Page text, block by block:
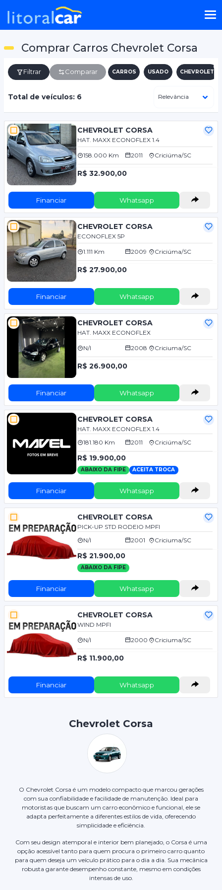
Comprar Carros Chevrolet Corsa
Filtrar Comparar CARROS USADO CHEVROLET
Total de veículos: 6
CHEVROLET CORSA
HAT. MAXX ECONOFLEX 1.4
158.000 Km 2011 Criciúma/SC
R$ 32.900,00
Financiar Whatsapp
CHEVROLET CORSA
ECONOFLEX 5P
1.111 Km 2009 Criciúma/SC
R$ 27.900,00
Financiar Whatsapp
CHEVROLET CORSA
HAT. MAXX ECONOFLEX
N/I 2008 Criciuma/SC
R$ 26.900,00
Financiar Whatsapp
CHEVROLET CORSA
HAT. MAXX ECONOFLEX 1.4
181.180 Km
2011 Criciúma/SC
R$ 19.900,00
ABAIXO DA FIPE ACEITA TROCA
Financiar Whatsapp
CHEVROLET CORSA
PICK-UP STD RODEIO MPFI
N/I
2001 Criciuma/SC
R$ 21.900,00
ABAIXO DA FIPE
Financiar Whatsapp
CHEVROLET CORSA
WIND MPFI
N/I 2000 Criciuma/SC
R$ 11.900,00
Financiar Whatsapp
Chevrolet Corsa
O Chevrolet Corsa é um modelo compacto que marcou gerações
com sua confiabilidade e facilidade de manutenção. Ideal para
motoristas que buscam um carro econômico e funcional, ele se
adapta perfeitamente a diferentes estilos de vida, oferecendo
simplicidade e eficiência.
Com seu design atemporal e interior bem planejado, o Corsa é uma
opção acessível tanto para quem procura o primeiro carro quanto
para quem deseja um veículo prático para o dia a dia. Sua mecânica
robusta garante desempenho constante, mesmo em condições
intensas de uso.